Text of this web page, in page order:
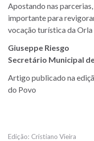
Apostando nas
importante para
vocação turística da Orla
Giuseppe Riesgo
Secretário Municipal
Artigo publicado na
do Povo
Cristiano Vieira